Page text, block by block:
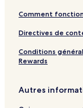
Comment
Directives de
Conditions
Rewards
Autres